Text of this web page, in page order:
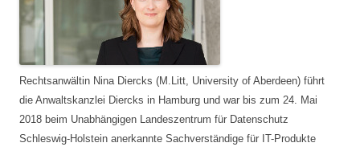
Rechtsanwältin Nina Diercks (M.Litt, University of Aberdeen) führt
die Anwaltskanzlei Diercks in Hamburg und war bis zum 24. Mai
2018 beim Unabhängigen Landeszentrum für Datenschutz
Schleswig-Holstein anerkannte Sachverständige für IT-Produkte